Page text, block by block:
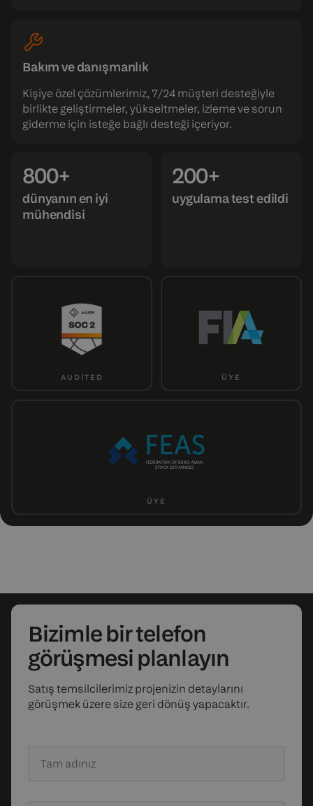
Bakım ve danışmanlık
Kişiye özel çözümlerimiz, 7/24 müşteri desteğiyle
birlikte geliştirmeler, yükseltmeler, izleme ve sorun
giderme için isteğe bağlı desteği içeriyor.
800+
dünyanın en iyi
mühendisi
200+
uygulama test edildi
AUDITED ÜYE
ÜYE
Bizimle bir telefon
görüşmesi planlayın
Satış temsilcilerimiz projenizin detaylarını
görüşmek üzere size geri dönüş yapacaktır.
Tam adınız